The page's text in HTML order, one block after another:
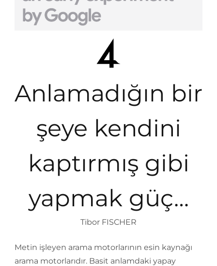
Anlamadığın bir
şeye kendini
kaptırmış gibi
yapmak güç…
Tibor FISCHER
Metin işleyen arama motorlarının esin kaynağı
arama motorlarıdır. Basit anlamdaki yapay